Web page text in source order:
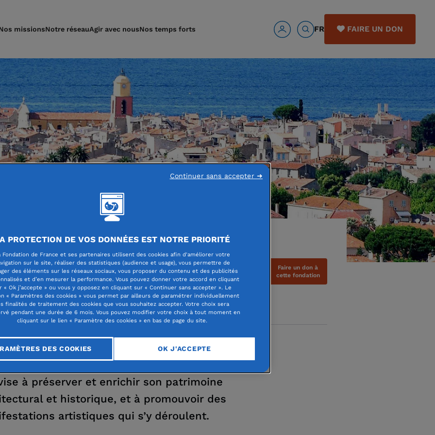
missionsNotre réseauAgir avec nousNos temps forts FR FAIRE UN DON
SAINT-TROPEZ
Faire un don à
cette fondation
Saint-Tropez œuvre pour le
culturel de la ville de Saint-Tropez :
à préserver et enrichir son patrimoine
et historique, et à promouvoir des
artistiques qui s’y déroulent.
PROTECTION DE VOS DONNÉES EST NOTRE PRIORITÉ
Fondation de France et ses partenaires utilisent des cookies afin d'améliorer votre
sur le site, réaliser des statistiques (audience et usage), vous permettre de
des éléments sur les réseaux sociaux, vous proposer du contenu et des publicités
et d’en mesurer la performance. Vous pouvez donner votre accord en cliquant
« Ok j’accepte » ou vous y opposez en cliquant sur « Continuer sans accepter ». Le
« Paramètres des cookies » vous permet par ailleurs de paramétrer individuellement
finalités de traitement des cookies que vous souhaitez accepter. Votre choix sera
pendant une durée de 6 mois. Vous pouvez modifier votre choix à tout moment en
cliquant sur le lien « Paramètre des cookies » en bas de page du site.
DES COOKIES OK J'ACCEPTE
Continuer sans accepter ➜